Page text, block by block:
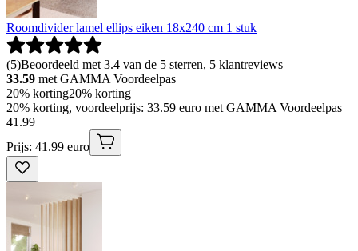
Roomdivider lamel ellips eiken 18x240 cm 1 stuk
(5)Beoordeeld met 3.4 van de 5 sterren, 5 klantreviews
33.59 met GAMMA Voordeelpas
20% korting20% korting
20% korting, voordeelprijs: 33.59 euro met GAMMA Voordeelpas
41.99
Prijs: 41.99 euro